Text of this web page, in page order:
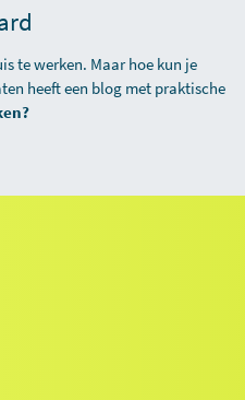
te werken. Maar hoe kun je
heeft een blog met praktische